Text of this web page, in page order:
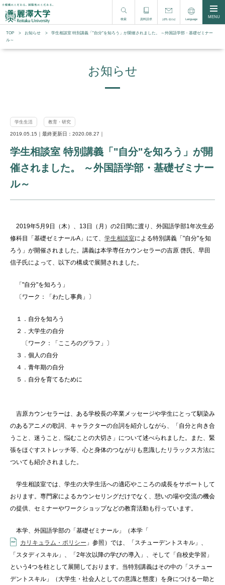
検索 資料請求 お問い合わせ Language MENU
TOP お知らせ
学生相談室 特別講義「"自分"を知ろう」が開催されました。 ～外国語学部・基礎ゼミナー
ル～
お知らせ
学生生活 教育・研究
2019.05.15｜最終更新日：2020.08.27｜
学生相談室 特別講義「"自分"を知ろう」が開
催されました。 ～外国語学部・基礎ゼミナー
ル～
2019年5月9日（木）、13日（月）の2日間に渡り、外国語学部1年次生必
修科目「基礎ゼミナールA」にて、 学生相談室による特別講義「"自分"を知
ろう」が開催されました。講義は本学専任カウンセラーの吉原 啓氏、早田
信子氏によって、以下の構成で展開されました。
「"自分"を知ろう」
〔ワーク：「わたし事典」〕
１．自分を知ろう
２．大学生の自分
〔ワーク：「こころのグラフ」〕
３．個人の自分
４．青年期の自分
５．自分を育てるために
吉原カウンセラーは、ある学校長の卒業メッセージや学生にとって馴染み
のあるアニメの歌詞、キャラクターの台詞を紹介しながら、「自分と向き合
うこと、迷うこと、悩むことの大切さ」について述べられました。また、緊
張をほぐすストレッチ等、心と身体のつながりも意識したリラックス方法に
ついても紹介されました。
学生相談室では、学生の大学生活への適応やこころの成長をサポートして
おります。専門家によるカウンセリングだけでなく、憩いの場や交流の機会
の提供、セミナーやワークショップなどの教育活動も行っています。
本学、外国語学部の「基礎ゼミナール」（本学「
カリキュラム・ポリシー 」参照）では、「スチューデントスキル」、
「スタディスキル」、「2年次以降の学びの導入」、そして「自校史学習」
という4つを柱として展開しております。当特別講義はその中の「スチュー
デントスキル」（大学生・社会人としての意識と態度）を身につける一助と